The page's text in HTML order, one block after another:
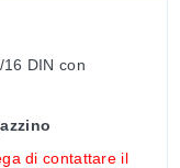
DIN con
di contattare il